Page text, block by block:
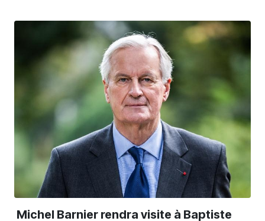
Michel Barnier rendra visite à Baptiste